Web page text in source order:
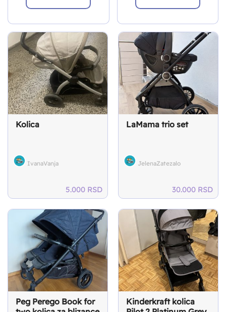
Kolica
IvanaVanja
5.000 RSD
LaMama trio set
JelenaZatezalo
30.000 RSD
Peg Perego Book for
Kinderkraft kolica